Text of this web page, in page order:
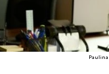
Paulina